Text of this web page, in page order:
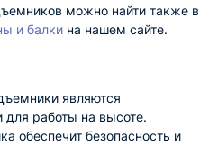
можно найти также в
и балки на нашем сайте.
являются
работы на высоте.
обеспечит безопасность и